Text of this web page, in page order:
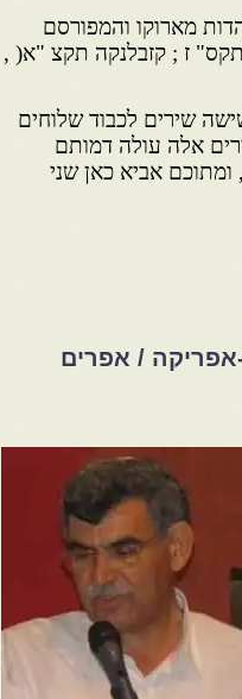
מארוקו והמפורסם
ז ; קזבלנקה תקצ "א( ,
שירים לכבוד שלוחים
אלה עולה דמותם
אביא כאן שני
אפריקה / אפרים